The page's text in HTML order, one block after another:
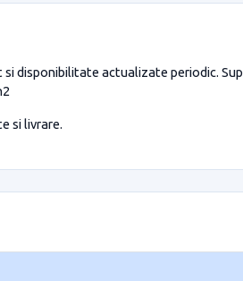
disponibilitate actualizate periodic.
si livrare.